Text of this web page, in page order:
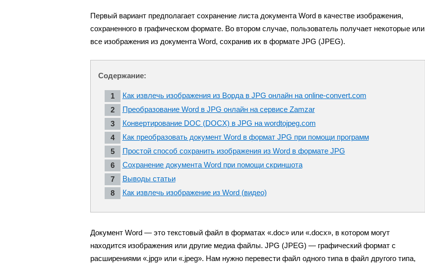
Первый вариант предполагает сохранение листа документа Word в качестве изображения,
сохраненного в графическом формате. Во втором случае, пользователь получает некоторые или
все изображения из документа Word, сохранив их в формате JPG (JPEG).
Содержание:
Как извлечь изображения из Ворда в JPG онлайн на online-convert.com
Преобразование Word в JPG онлайн на сервисе Zamzar
Конвертирование DOC (DOCX) в JPG на wordtojpeg.com
Как преобразовать документ Word в формат JPG при помощи программ
Простой способ сохранить изображения из Word в формате JPG
Сохранение документа Word при помощи скриншота
Выводы статьи
Как извлечь изображение из Word (видео)
Документ Word — это текстовый файл в форматах «.doc» или «.docx», в котором могут
находится изображения или другие медиа файлы. JPG (JPEG) — графический формат с
расширениями «.jpg» или «.jpeg». Нам нужно перевести файл одного типа в файл другого типа,